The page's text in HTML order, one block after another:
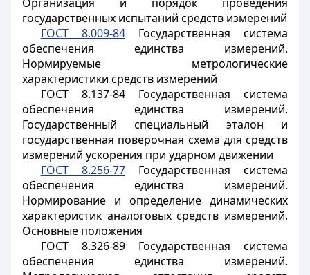
государственных испытаний средств измерений
ГОСТ 8.009-84Государственная система
обеспечения единства измерений.
Нормируемые метрологические
характеристики средств измерений
ГОСТ 8.137-84 Государственная система
обеспечения единства измерений.
Государственный специальный эталон и
государственная поверочная схема для средств
измерений ускорения при ударном движении
ГОСТ 8.256-77Государственная система
обеспечения единства измерений.
Нормирование и определение динамических
характеристик аналоговых средств измерений.
Основные положения
ГОСТ 8.326-89 Государственная система
обеспечения единства измерений.